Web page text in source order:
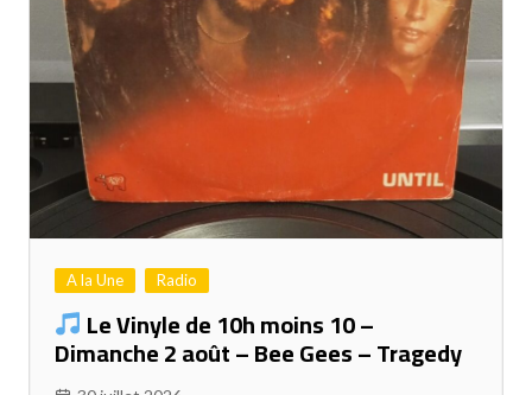
A la Une Radio
Le Vinyle de 10h moins 10 –
Dimanche 2 août – Bee Gees – Tragedy